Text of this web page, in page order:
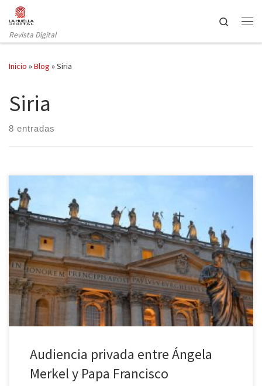
Saltar al contenido
Revista Digital
Search
Inicio »Blog »Siria
Siria
8 entradas
El Santo Padre y la cancillera alemana mantuvieron una reunión
privada en el Vaticano el sábado 21 de febrero en torno a las 10
de la mañana. El encuentro tuvo una duración aproximada de 40
minutos igual que la última vez que se reunieron, el 18 de mayo
de 2013. Además, […]
Audiencia privada entre Ángela
Merkel y Papa Francisco